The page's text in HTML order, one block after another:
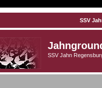
SSV
SSV Jahn